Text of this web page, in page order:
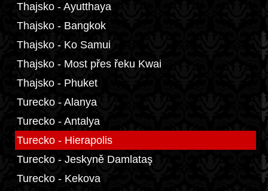
Thajsko - Ayutthaya
Thajsko - Bangkok
Thajsko - Ko Samui
Thajsko - Most přes řeku Kwai
Thajsko - Phuket
Turecko - Alanya
Turecko - Antalya
Turecko - Hierapolis
Turecko - Jeskyně Damlataş
Turecko - Kekova